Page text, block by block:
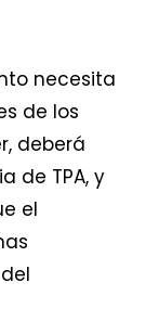
necesita
de los
deberá
de TPA, y
el